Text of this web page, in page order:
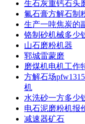
生石灰重钙石头
氟石膏方解石制
生产一吨焦炭的
铬制砂机械多少
山石磨粉机器
郓城雷蒙磨
磨煤机电机工作
方解石场
机
水洗砂一方多少
电石泥磨粉机报
减速器矿石